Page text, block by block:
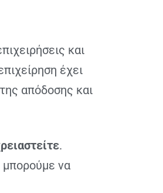
και
έχει
απόδοσης και
.
να